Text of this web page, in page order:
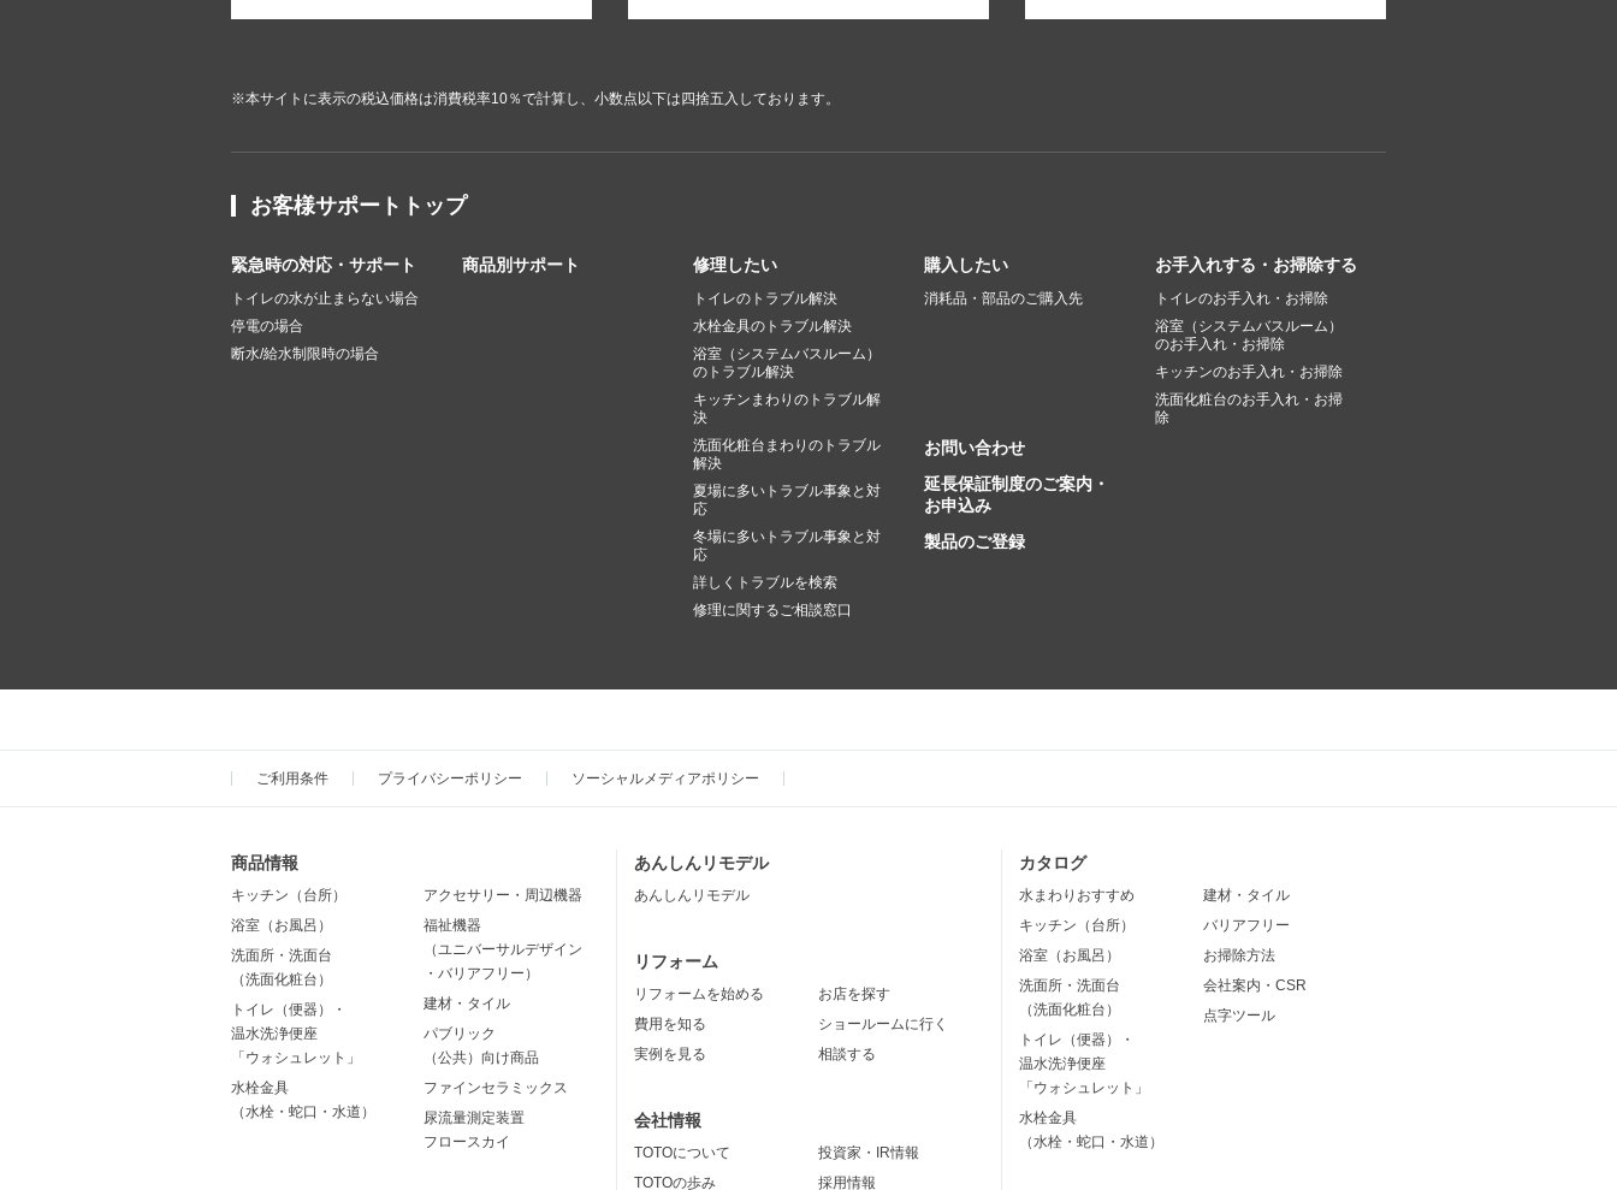
※本サイトに表示の税込価格は消費税率10％で計算し、小数点以下は四捨五入しております。
お客様サポートトップ
緊急時の対応・サポート
トイレの水が止まらない場合
停電の場合
断水/給水制限時の場合
商品別サポート 修理したい
トイレのトラブル解決
水栓金具のトラブル解決
浴室（システムバスルーム）
のトラブル解決
キッチンまわりのトラブル解
決
洗面化粧台まわりのトラブル
解決
夏場に多いトラブル事象と対
応
冬場に多いトラブル事象と対
応
詳しくトラブルを検索
修理に関するご相談窓口
購入したい
消耗品・部品のご購入先
お手入れする・お掃除する
トイレのお手入れ・お掃除
浴室（システムバスルーム）
のお手入れ・お掃除
キッチンのお手入れ・お掃除
洗面化粧台のお手入れ・お掃
除
お問い合わせ
延長保証制度のご案内・
お申込み
製品のご登録
ご利用条件 プライバシーポリシー ソーシャルメディアポリシー
商品情報
キッチン（台所）
浴室（お風呂）
洗面所・洗面台
（洗面化粧台）
トイレ（便器）・
温水洗浄便座
「ウォシュレット」
水栓金具
（水栓・蛇口・水道）
アクセサリー・周辺機器
福祉機器
（ユニバーサルデザイン
・バリアフリー）
建材・タイル
パブリック
（公共）向け商品
ファインセラミックス
尿流量測定装置
フロースカイ
あんしんリモデル
あんしんリモデル
リフォーム
リフォームを始める
費用を知る
実例を見る
お店を探す
ショールームに行く
相談する
会社情報
TOTOについて
TOTOの歩み
投資家・IR情報
採用情報
カタログ
水まわりおすすめ
キッチン（台所）
浴室（お風呂）
洗面所・洗面台
（洗面化粧台）
トイレ（便器）・
温水洗浄便座
「ウォシュレット」
水栓金具
（水栓・蛇口・水道）
建材・タイル
バリアフリー
お掃除方法
会社案内・CSR
点字ツール